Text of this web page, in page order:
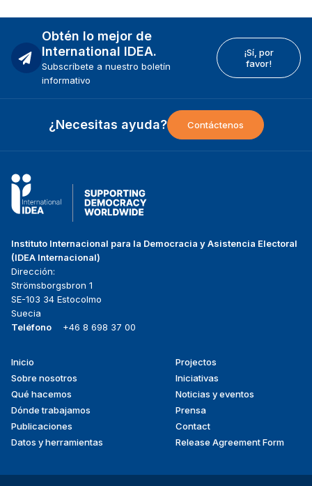
Obtén lo mejor de
International IDEA.
Subscríbete a nuestro boletín
informativo
¡Sí, por
favor!
¿Necesitas ayuda? Contáctenos
Instituto Internacional para la Democracia y Asistencia Electoral
(IDEA Internacional)
Dirección:
Strömsborgsbron 1
SE-103 34 Estocolmo
Suecia
Teléfono
+46 8 698 37 00
Footer
menu
Inicio
Sobre nosotros
Qué hacemos
Dónde trabajamos
Publicaciones
Datos y herramientas
Projectos
Iniciativas
Noticias y eventos
Prensa
Contact
Release Agreement Form